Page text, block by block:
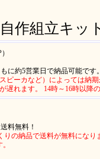
作組立キッ
）
に約5営業日で納品可能です
ピーカなど）によっては納
遅れます。 14時～16時以降
料無料！
の納品で送料が無料になり